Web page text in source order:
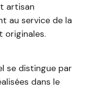
artisan
au service de la
originales.
se distingue par
dans le